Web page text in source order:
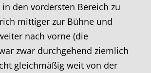
in den vordersten Bereich zu
mittiger zur Bühne und
nach vorne (die
zwar durchgehend ziemlich
gleichmäßig weit von der